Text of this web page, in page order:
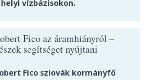
helyi vízbázisokon.
Fico az áramhiányról –
segítséget nyújtani
Fico szlovák kormányfő